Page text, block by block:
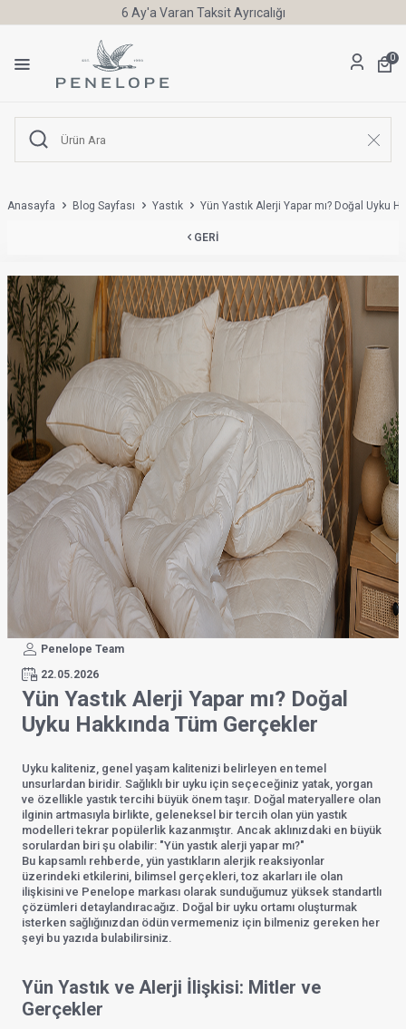
6 Ay'a Varan Taksit Ayrıcalığı
0
Anasayfa Blog Sayfası Yastık Yün Yastık Alerji Yapar mı? Doğal Uyku
GERI
Penelope Team
22.05.2026
Yün Yastık Alerji Yapar mı? Doğal
Uyku Hakkında Tüm Gerçekler
Uyku kaliteniz, genel yaşam kalitenizi belirleyen en temel
unsurlardan biridir. Sağlıklı bir uyku için seçeceğiniz yatak, yorgan
ve özellikle yastık tercihi büyük önem taşır. Doğal materyallere olan
ilginin artmasıyla birlikte, geleneksel bir tercih olan yün yastık
modelleri tekrar popülerlik kazanmıştır. Ancak aklınızdaki en büyük
sorulardan biri şu olabilir: "Yün yastık alerji yapar mı?"
Bu kapsamlı rehberde, yün yastıkların alerjik reaksiyonlar
üzerindeki etkilerini, bilimsel gerçekleri, toz akarları ile olan
ilişkisini ve Penelope markası olarak sunduğumuz yüksek standartlı
çözümleri detaylandıracağız. Doğal bir uyku ortamı oluşturmak
isterken sağlığınızdan ödün vermemeniz için bilmeniz gereken her
şeyi bu yazıda bulabilirsiniz.
Yün Yastık ve Alerji İlişkisi: Mitler ve
Gerçekler